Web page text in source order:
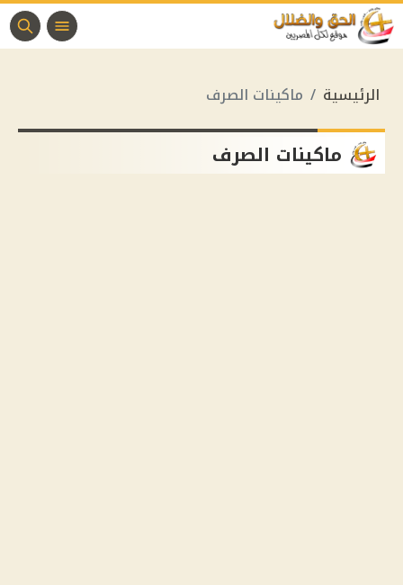
الرئيسية ماكينات الصرف
ماكينات الصرف